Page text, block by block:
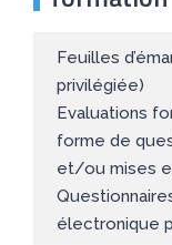
Feuilles
privilégiée)
Evaluations
forme de
et/ou mises
électronique